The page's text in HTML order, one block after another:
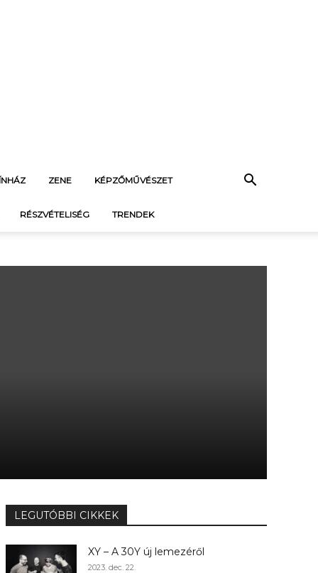
ZENE KÉPZŐMŰVÉSZET
RÉSZVÉTELISÉG TRENDEK
LEGUTÓBBI CIKKEK
XY – A 30Y új lemezéről
2023. dec. 22.